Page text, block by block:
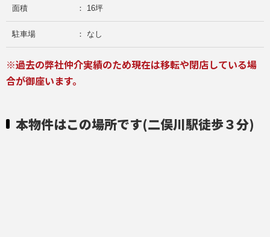
面積 ： 16坪
駐車場 ： なし
※過去の弊社仲介実績のため現在は移転や閉店している場
合が御座います。
本物件はこの場所です(二俣川駅徒歩３分)